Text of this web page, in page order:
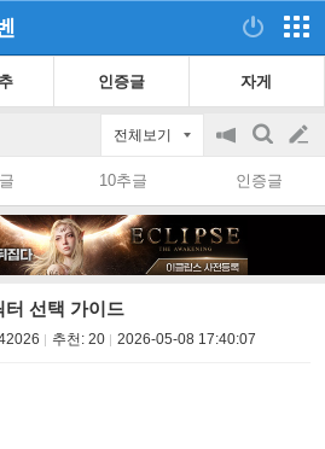
인증글 자게
전체보기
공
on/off
검
색
글
쓰
10추글 인증글
터 선택 가이드
추천: 20 2026-05-08 17:40:07